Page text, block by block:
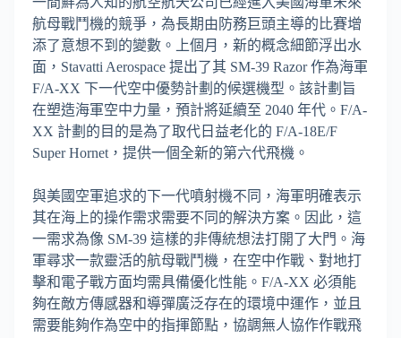
航母戰鬥機的競爭，為長期由防務巨頭主導的比賽增
添了意想不到的變數。上個月，新的概念細節浮出水
面，Stavatti Aerospace 提出了其 SM-39 Razor 作為海軍
F/A-XX 下一代空中優勢計劃的候選機型。該計劃旨
在塑造海軍空中力量，預計將延續至 2040 年代。F/A-
XX 計劃的目的是為了取代日益老化的 F/A-18E/F
Super Hornet，提供一個全新的第六代飛機。
與美國空軍追求的下一代噴射機不同，海軍明確表示
其在海上的操作需求需要不同的解決方案。因此，這
一需求為像 SM-39 這樣的非傳統想法打開了大門。海
軍尋求一款靈活的航母戰鬥機，在空中作戰、對地打
擊和電子戰方面均需具備優化性能。F/A-XX 必須能
夠在敵方傳感器和導彈廣泛存在的環境中運作，並且
需要能夠作為空中的指揮節點，協調無人協作作戰飛